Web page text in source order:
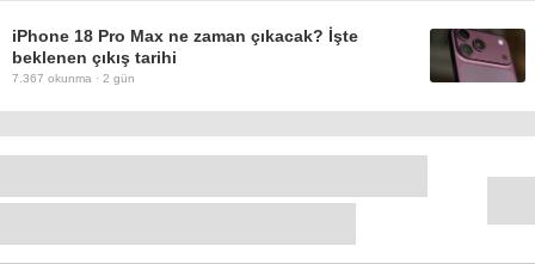
iPhone 18 Pro Max ne zaman çıkacak? İşte
beklenen çıkış tarihi
7.367 okunma · 2 gün